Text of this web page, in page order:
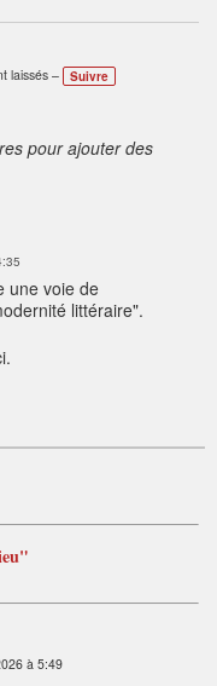
laissés –
Suivre
pour ajouter des
une voie de
littéraire".
à 5:49